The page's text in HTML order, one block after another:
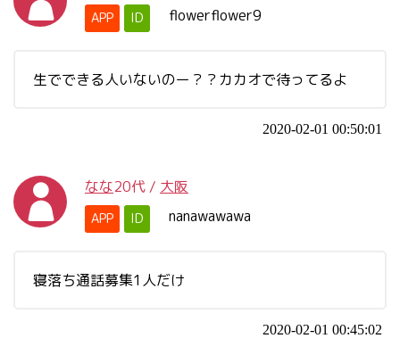
APP ID flowerflower9
生でできる人いないのー？？カカオで待ってるよ
2020-02-01 00:50:01
なな20代 / 大阪
APP ID nanawawawa
寝落ち通話募集1人だけ
2020-02-01 00:45:02